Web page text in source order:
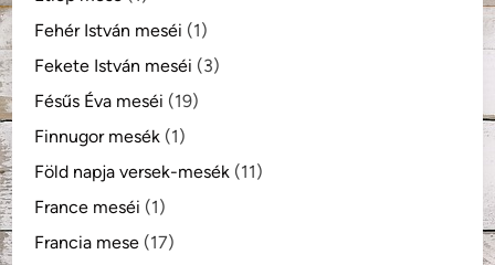
Fehér István meséi (1)
Fekete István meséi (3)
Fésűs Éva meséi (19)
Finnugor mesék (1)
Föld napja versek-mesék (11)
France meséi (1)
Francia mese (17)